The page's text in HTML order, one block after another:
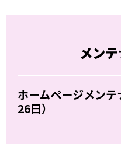
メン
ホームページメン
26日）